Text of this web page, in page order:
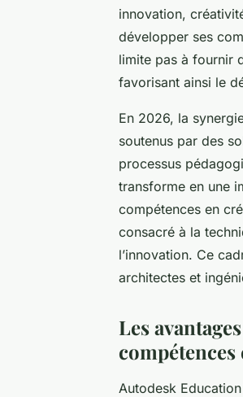
innovation,
développer ses
limite pas à fournir
favorisant ainsi le
En 2026, la
soutenus par des
processus
transforme en une
compétences en
consacré à la
l’innovation. Ce
architectes et
Les
compétences
Autodesk